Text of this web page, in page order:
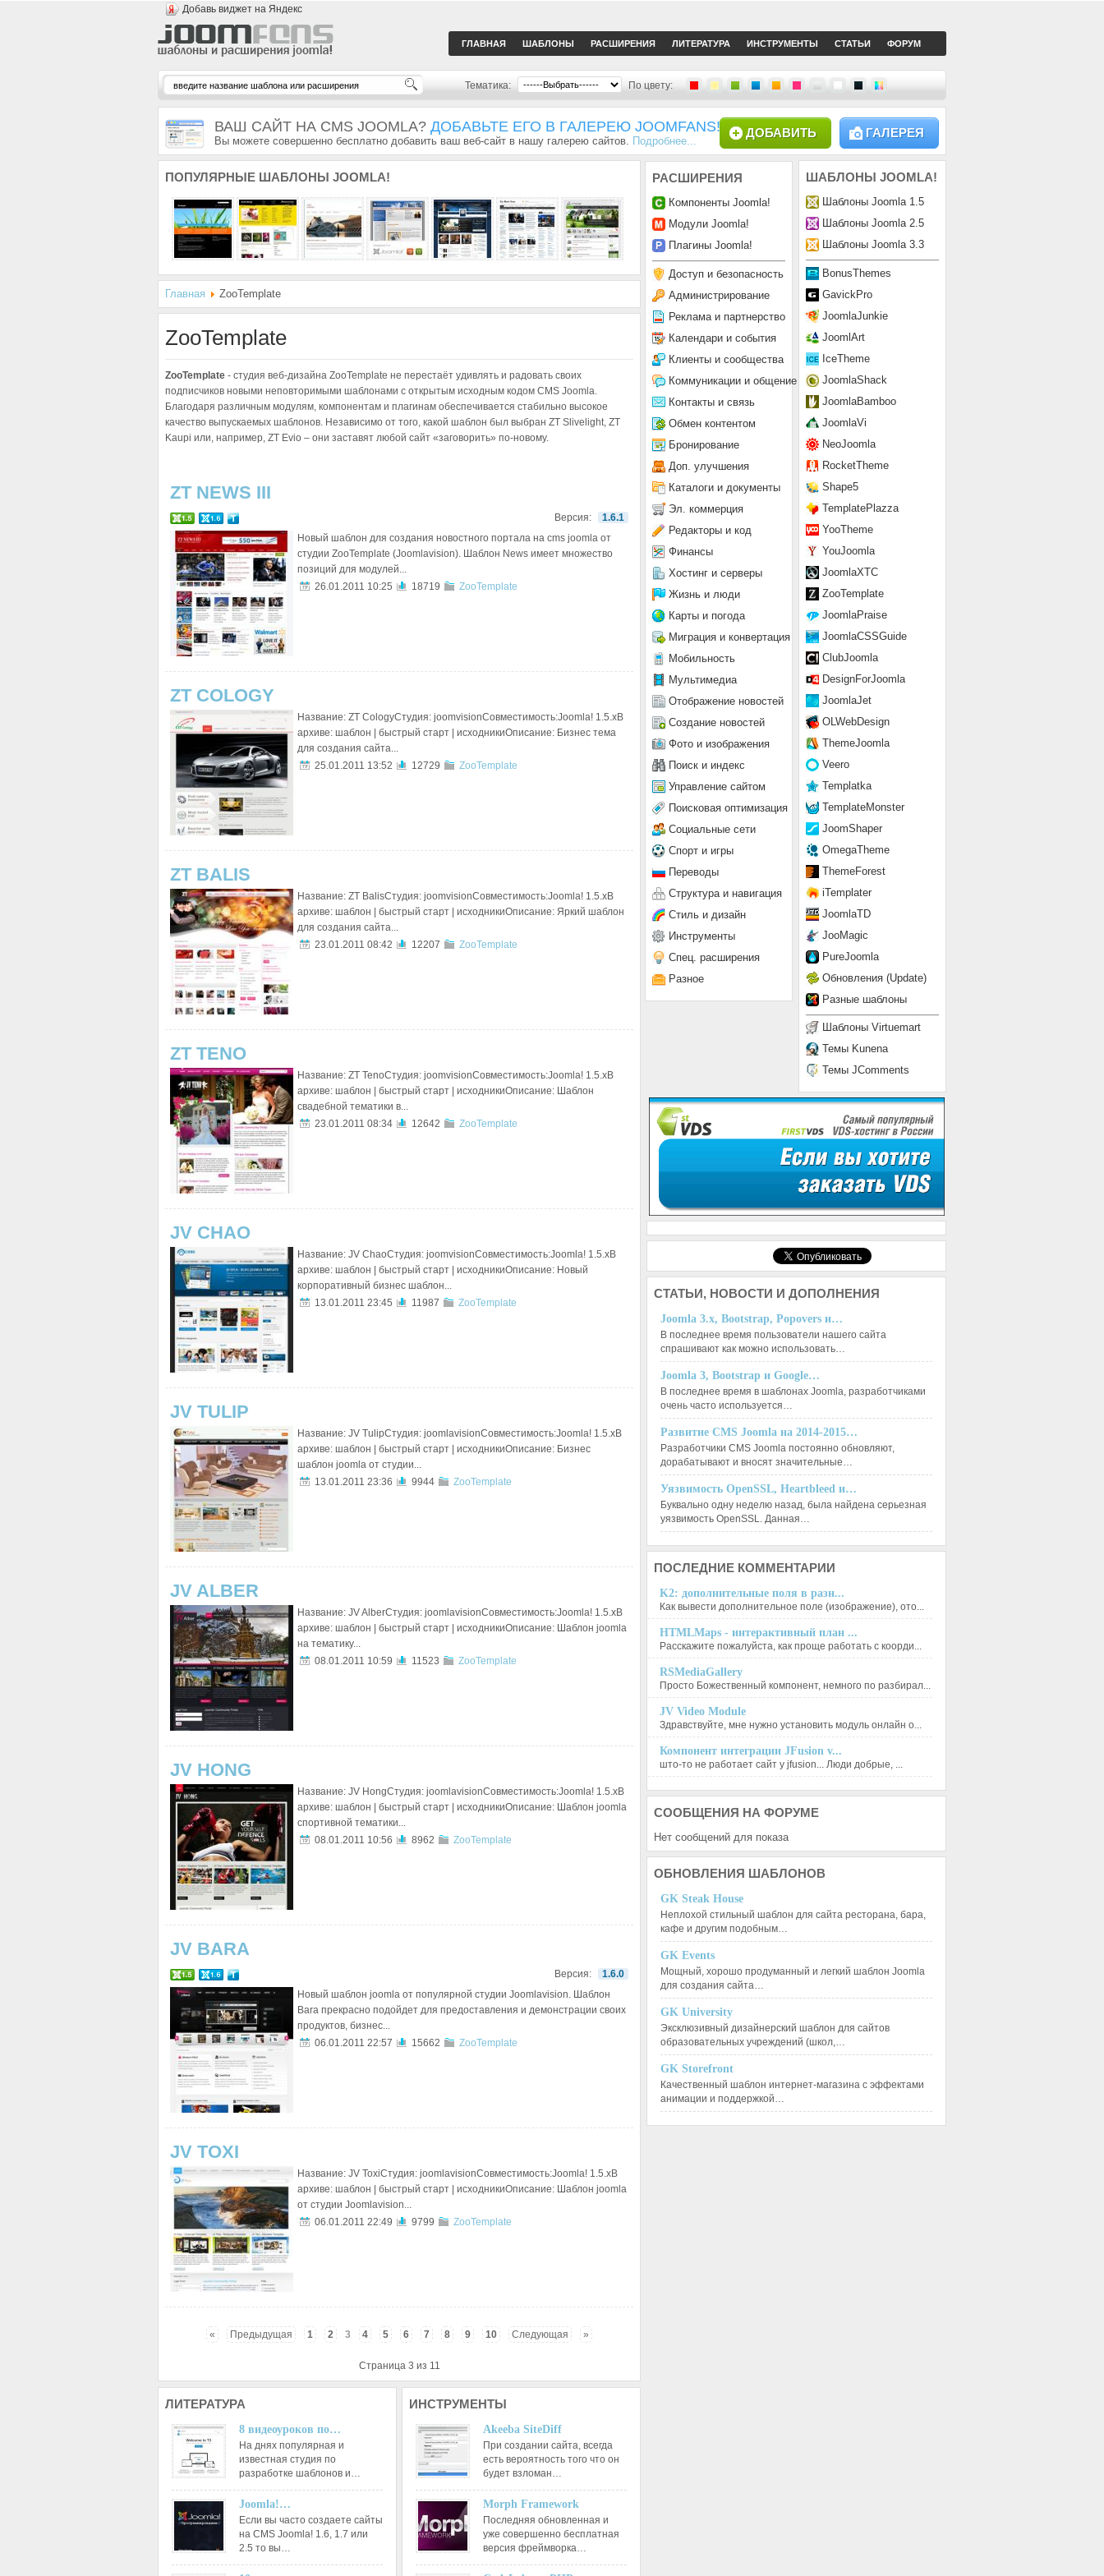
Добавь виджет на Яндекс
ГЛАВНАЯ ШАБЛОНЫ РАСШИРЕНИЯ ЛИТЕРАТУРА ИНСТРУМЕНТЫ СТАТЬИ ФОРУМ
Тематика: По цвету:
ВАШ САЙТ НА CMS JOOMLA? ДОБАВЬТЕ ЕГО В ГАЛЕРЕЮ JOOMFANS!
Вы можете совершенно бесплатно добавить ваш веб-сайт в нашу галерею сайтов. Подробнее...
ГАЛЕРЕЯ
ДОБАВИТЬ
ПОПУЛЯРНЫЕ ШАБЛОНЫ JOOMLA!
Главная ZooTemplate
ZooTemplate
ZooTemplate - студия веб-дизайна ZooTemplate не перестаёт удивлять и радовать своих
подписчиков новыми неповторимыми шаблонами с открытым исходным кодом CMS Joomla.
Благодаря различным модулям, компонентам и плагинам обеспечивается стабильно высокое
качество выпускаемых шаблонов. Независимо от того, какой шаблон был выбран ZT Slivelight, ZT
Kaupi или, например, ZT Evio – они заставят любой сайт «заговорить» по-новому.
ZT NEWS III
Версия:
1.6.1
Новый шаблон для создания новостного портала на cms joomla от
студии ZooTemplate (Joomlavision). Шаблон News имеет множество
позиций для модулей...
26.01.2011 10:25
18719 ZooTemplate
ZT COLOGY
Название: ZT CologyСтудия: joomvisionСовместимость:Joomla! 1.5.xВ
архиве: шаблон | быстрый старт | исходникиОписание: Бизнес тема
для создания сайта...
25.01.2011 13:52
12729 ZooTemplate
ZT BALIS
Название: ZT BalisСтудия: joomvisionСовместимость:Joomla! 1.5.xВ
архиве: шаблон | быстрый старт | исходникиОписание: Яркий шаблон
для создания сайта...
23.01.2011 08:42
12207 ZooTemplate
ZT TENO
Название: ZT TenoСтудия: joomvisionСовместимость:Joomla! 1.5.xВ
архиве: шаблон | быстрый старт | исходникиОписание: Шаблон
свадебной тематики в...
23.01.2011 08:34
12642 ZooTemplate
JV CHAO
Название: JV ChaoСтудия: joomvisionСовместимость:Joomla! 1.5.xВ
архиве: шаблон | быстрый старт | исходникиОписание: Новый
корпоративный бизнес шаблон...
13.01.2011 23:45
11987 ZooTemplate
JV TULIP
Название: JV TulipСтудия: joomlavisionСовместимость:Joomla! 1.5.xВ
архиве: шаблон | быстрый старт | исходникиОписание: Бизнес
шаблон joomla от студии...
13.01.2011 23:36
9944 ZooTemplate
JV ALBER
Название: JV AlberСтудия: joomlavisionСовместимость:Joomla! 1.5.xВ
архиве: шаблон | быстрый старт | исходникиОписание: Шаблон joomla
на тематику...
08.01.2011 10:59
11523 ZooTemplate
JV HONG
Название: JV HongСтудия: joomlavisionСовместимость:Joomla! 1.5.xВ
архиве: шаблон | быстрый старт | исходникиОписание: Шаблон joomla
спортивной тематики...
08.01.2011 10:56
8962 ZooTemplate
JV BARA
Версия:
1.6.0
Новый шаблон joomla от популярной студии Joomlavision. Шаблон
Bara прекрасно подойдет для предоставления и демонстрации своих
продуктов, бизнес...
06.01.2011 22:57
15662 ZooTemplate
JV TOXI
Название: JV ToxiСтудия: joomlavisionСовместимость:Joomla! 1.5.xВ
архиве: шаблон | быстрый старт | исходникиОписание: Шаблон joomla
от студии Joomlavision...
06.01.2011 22:49
9799 ZooTemplate
« Предыдущая 1 2 3 4 5 6 7 8 9 10 Следующая »
Страница 3 из 11
ЛИТЕРАТУРА
8 видеоуроков по…
На днях популярная и
известная студия по
разработке шаблонов и…
Joomla!…
Если вы часто создаете сайты
на CMS Joomla! 1.6, 1.7 или
2.5 то вы…
ИНСТРУМЕНТЫ
Akeeba SiteDiff
При создании сайта, всегда
есть вероятность того что он
будет взломан…
Morph Framework
Последняя обновленная и
уже совершенно бесплатная
версия фреймворка…
ШАБЛОНЫ JOOMLA!
Шаблоны Joomla 1.5
Шаблоны Joomla 2.5
Шаблоны Joomla 3.3
BonusThemes
GavickPro
JoomlaJunkie
JoomlArt
IceTheme
JoomlaShack
JoomlaBamboo
JoomlaVi
NeoJoomla
RocketTheme
Shape5
TemplatePlazza
YooTheme
YouJoomla
JoomlaXTC
ZooTemplate
JoomlaPraise
JoomlaCSSGuide
ClubJoomla
DesignForJoomla
JoomlaJet
OLWebDesign
ThemeJoomla
Veero
Templatka
TemplateMonster
JoomShaper
OmegaTheme
ThemeForest
iTemplater
JoomlaTD
JooMagic
PureJoomla
Обновления (Update)
Разные шаблоны
Шаблоны Virtuemart
Темы Kunena
Темы JComments
РАСШИРЕНИЯ
Компоненты Joomla!
Модули Joomla!
Плагины Joomla!
Доступ и безопасность
Администрирование
Реклама и партнерство
Календари и события
Клиенты и сообщества
Коммуникации и общение
Контакты и связь
Обмен контентом
Бронирование
Доп. улучшения
Каталоги и документы
Эл. коммерция
Редакторы и код
Финансы
Хостинг и серверы
Жизнь и люди
Карты и погода
Миграция и конвертация
Мобильность
Мультимедиа
Отображение новостей
Создание новостей
Фото и изображения
Поиск и индекс
Управление сайтом
Поисковая оптимизация
Социальные сети
Спорт и игры
Переводы
Структура и навигация
Стиль и дизайн
Инструменты
Спец. расширения
Разное
СТАТЬИ, НОВОСТИ И ДОПОЛНЕНИЯ
Joomla 3.x, Bootstrap, Popovers и…
В последнее время пользователи нашего сайта
спрашивают как можно использовать…
Joomla 3, Bootstrap и Google…
В последнее время в шаблонах Joomla, разработчиками
очень часто используется…
Развитие CMS Joomla на 2014-2015…
Разработчики CMS Joomla постоянно обновляют,
дорабатывают и вносят значительные…
Уязвимость OpenSSL, Heartbleed и…
Буквально одну неделю назад, была найдена серьезная
уязвимость OpenSSL. Данная…
ПОСЛЕДНИЕ КОММЕНТАРИИ
K2: дополнительные поля в разн...
Как вывести дополнительное поле (изображение), ото...
HTMLMaps - интерактивный план ...
Расскажите пожалуйста, как проще работать с коорди...
RSMediaGallery
Просто Божественный компонент, немного по разбирал...
JV Video Module
Здравствуйте, мне нужно установить модуль онлайн о...
Компонент интеграции JFusion v...
што-то не работает сайт у jfusion... Люди добрые, ...
СООБЩЕНИЯ НА ФОРУМЕ
Нет сообщений для показа
ОБНОВЛЕНИЯ ШАБЛОНОВ
GK Steak House
Неплохой стильный шаблон для сайта ресторана, бара,
кафе и другим подобным…
GK Events
Мощный, хорошо продуманный и легкий шаблон Joomla
для создания сайта…
GK University
Эксклюзивный дизайнерский шаблон для сайтов
образовательных учреждений (школ,…
GK Storefront
Качественный шаблон интернет-магазина с эффектами
анимации и поддержкой…